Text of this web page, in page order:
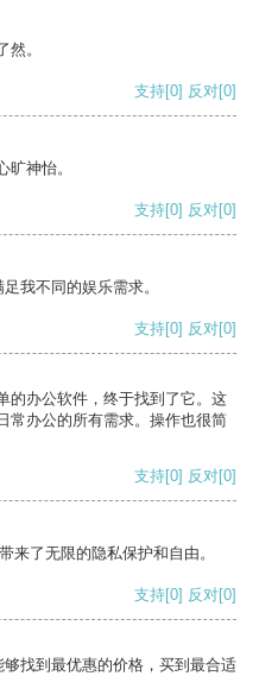
。
支持[0] 反对[0]
神怡。
支持[0] 反对[0]
我不同的娱乐需求。
支持[0] 反对[0]
的办公软件，终于找到了它。这
常办公的所有需求。操作也很简
支持[0] 反对[0]
来了无限的隐私保护和自由。
支持[0] 反对[0]
找到最优惠的价格，买到最合适